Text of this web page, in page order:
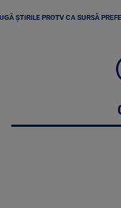
ȘTIRILE PROTV CA SURSĂ